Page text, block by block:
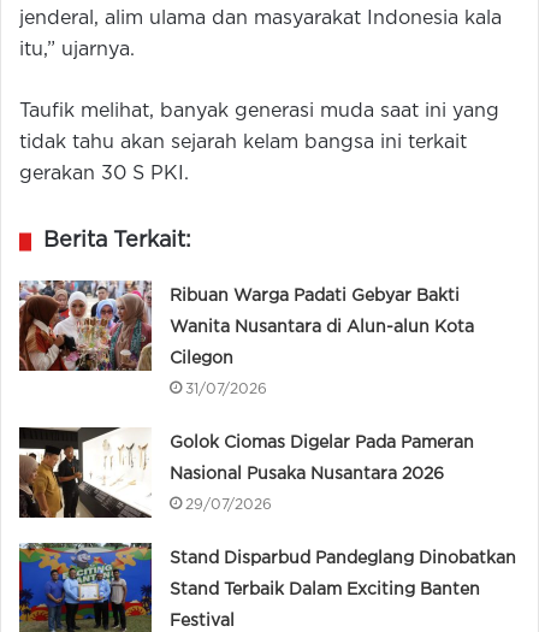
jenderal, alim ulama dan masyarakat Indonesia kala
itu,” ujarnya.
Taufik melihat, banyak generasi muda saat ini yang
tidak tahu akan sejarah kelam bangsa ini terkait
gerakan 30 S PKI.
Berita Terkait:
Ribuan Warga Padati Gebyar Bakti
Wanita Nusantara di Alun-alun Kota
Cilegon
31/07/2026
Golok Ciomas Digelar Pada Pameran
Nasional Pusaka Nusantara 2026
29/07/2026
Stand Disparbud Pandeglang Dinobatkan
Stand Terbaik Dalam Exciting Banten
Festival